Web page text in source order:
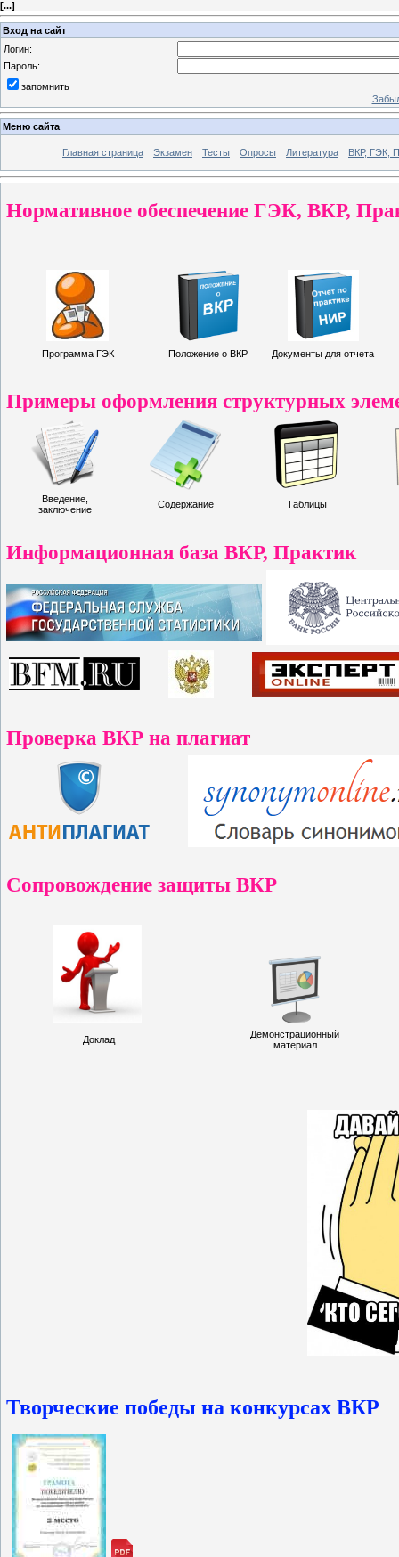
[...]
Вход на сайт
Логин:
Пароль:
запомнить
Меню сайта
Главная страница Экзамен Тесты Опросы Литература ВКР, ГЭК,
Нормативное обеспечение ГЭК, ВКР,
Программа ГЭК Положение о ВКР Документы для отчета
Примеры оформления структурных
Введение,
заключение
Содержание Таблицы
Информационная база ВКР, Практик
Проверка ВКР на плагиат
Сопровождение защиты ВКР
Доклад
Демонстрационный
материал
Творческие победы на конкурсах ВКР